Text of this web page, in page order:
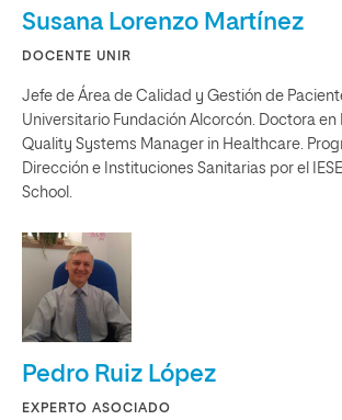
Susana Lorenzo Martínez
DOCENTE UNIR
Jefe de Área de Calidad y Gestión de
Universitario Fundación Alcorcón. Doctora en
Quality Systems Manager in Healthcare.
Dirección e Instituciones Sanitarias por el
School.
Pedro Ruiz López
EXPERTO ASOCIADO